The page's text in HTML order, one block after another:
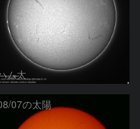
ム太
07の太陽